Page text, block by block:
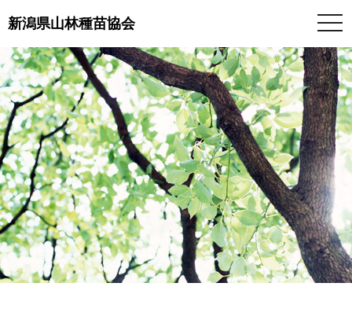
新潟県山林種苗協会